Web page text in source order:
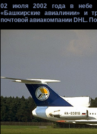
02 июля 2002 года в небе
«Башкирские авиалинии» и
почтовой авиакомпании DHL.